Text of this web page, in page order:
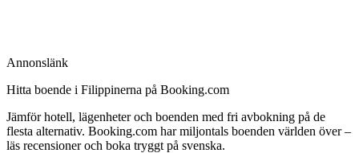
Annonslänk
Hitta boende i Filippinerna på Booking.com
Jämför hotell, lägenheter och boenden med fri avbokning på de
flesta alternativ. Booking.com har miljontals boenden världen över –
läs recensioner och boka tryggt på svenska.